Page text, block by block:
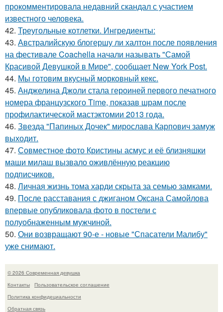
прокомментировала недавний скандал с участием
известного человека.
42. Треугольные котлетки. Ингредиенты:
43. Австралийскую блогершу ли халтон после появления
на фестивале Coachella начали называть "Самой
Красивой Девушкой в Мире", сообщает New York Post.
44. Мы готовим вкусный морковный кекс.
45. Анджелина Джоли стала героиней первого печатного
номера французского Time, показав шрам после
профилактической мастэктомии 2013 года.
46. Звезда "Папиных Дочек" мирослава Карпович замуж
выходит.
47. Совместное фото Кристины асмус и её близняшки
маши милаш вызвало оживлённую реакцию
подписчиков.
48. Личная жизнь тома харди скрыта за семью замками.
49. После расставания с джиганом Оксана Самойлова
впервые опубликовала фото в постели с
полуобнаженным мужчиной.
50. Они возвращают 90-е - новые "Спасатели Малибу"
уже снимают.
© 2026 Современная девушка
Контакты
Пользовательское соглашение
Политика конфидециальности
Обратная связь